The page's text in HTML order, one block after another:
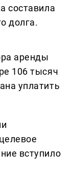
составила
долга.
аренды
106 тысяч
уплатить
вступило